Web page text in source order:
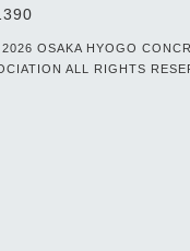
OSAKA HYOGO
ALL RIGHTS